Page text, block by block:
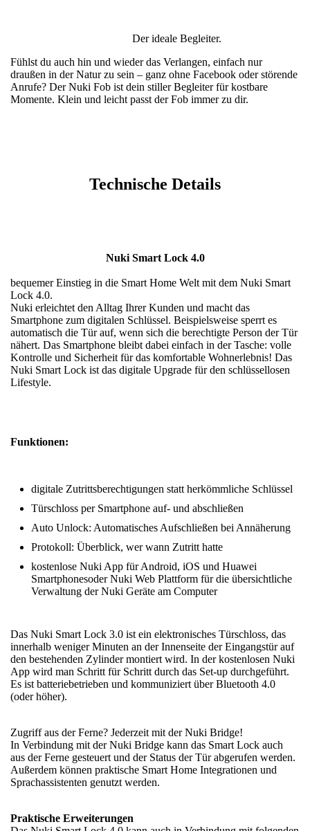
Der ideale Begleiter.
Fühlst du auch hin und wieder das Verlangen, einfach nur
draußen in der Natur zu sein – ganz ohne Facebook oder störende
Anrufe? Der Nuki Fob ist dein stiller Begleiter für kostbare
Momente. Klein und leicht passt der Fob immer zu dir.
Technische Details
Nuki Smart Lock 4.0
bequemer Einstieg in die Smart Home Welt mit dem Nuki Smart
Lock 4.0.
Nuki erleichtet den Alltag Ihrer Kunden und macht das
Smartphone zum digitalen Schlüssel. Beispielsweise sperrt es
automatisch die Tür auf, wenn sich die berechtigte Person der Tür
nähert. Das Smartphone bleibt dabei einfach in der Tasche: volle
Kontrolle und Sicherheit für das komfortable Wohnerlebnis! Das
Nuki Smart Lock ist das digitale Upgrade für den schlüssellosen
Lifestyle.
Funktionen:
digitale Zutrittsberechtigungen statt herkömmliche Schlüssel
Türschloss per Smartphone auf- und abschließen
Auto Unlock: Automatisches Aufschließen bei Annäherung
Protokoll: Überblick, wer wann Zutritt hatte
kostenlose Nuki App für Android, iOS und Huawei
Smartphonesoder Nuki Web Plattform für die übersichtliche
Verwaltung der Nuki Geräte am Computer
Das Nuki Smart Lock 3.0 ist ein elektronisches Türschloss, das
innerhalb weniger Minuten an der Innenseite der Eingangstür auf
den bestehenden Zylinder montiert wird. In der kostenlosen Nuki
App wird man Schritt für Schritt durch das Set-up durchgeführt.
Es ist batteriebetrieben und kommuniziert über Bluetooth 4.0
(oder höher).
Zugriff aus der Ferne? Jederzeit mit der Nuki Bridge!
In Verbindung mit der Nuki Bridge kann das Smart Lock auch
aus der Ferne gesteuert und der Status der Tür abgerufen werden.
Außerdem können praktische Smart Home Integrationen und
Sprachassistenten genutzt werden.
Praktische Erweiterungen